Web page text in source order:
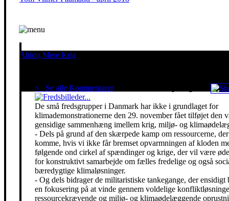
Aldrig Mere Krig
< Se alle KommentarerRed klimaet - stop krigen!
De små fredsgrupper i Danmark har ikke i grundlaget for
klimademonstrationerne den 29. november fået tilføjet den
gensidige sammenhæng imellem krig, miljø- og
- Dels på grund af den skærpede kamp om ressourcerne,
komme, hvis vi ikke får bremset opvarmningen af kloden
følgende ond cirkel af spændinger og krige, der vil være
for konstruktivt samarbejde om fælles fredelige og også
bæredygtige klimaløsninger.
- Og dels bidrager de militaristiske tankegange, der ensidigt
en fokusering på at vinde gennem voldelige
ressourcekrævende og miljø- og klimaødelæggende